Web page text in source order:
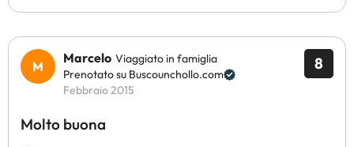
8
Marcelo Viaggiato in famiglia
Prenotato su Buscounchollo.com
Febbraio 2015
Molto buona